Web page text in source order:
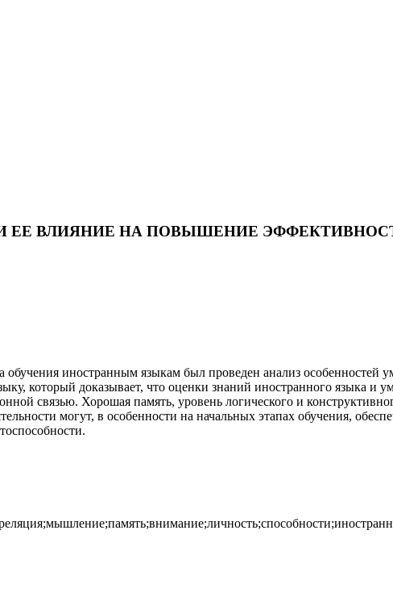
ЕЕ ВЛИЯНИЕ НА ПОВЫШЕНИЕ
иностранным языкам был проведен анализ особенностей
который доказывает, что оценки знаний иностранного языка и
связью. Хорошая память, уровень логического и
могут, в особенности на начальных этапах обучения,